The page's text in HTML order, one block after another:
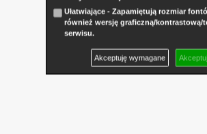
Ułatwiające - Zapamiętują rozmiar
również wersję graficzną/kontrastową/
serwisu.
Akceptuję wymagane